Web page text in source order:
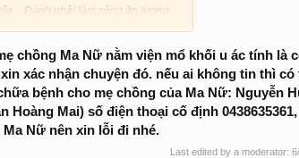
_ Đành phải làm công ăn lương
hay giã dối, không cần biết đúng
đàn này trên 1000 người _ Ví dụ
tiền mặt te te vào ngân hàng mà
!
thấy được ngay vấn đề.
gì đó hẽm bik, đại gia, đại gia của
chồng Ma Nữ nằm viện mổ khối u ác tính là
xác nhận chuyện đó. nếu ai không tin thì có
bệnh cho mẹ chồng của Ma Nữ: Nguyễn
Mai) số điện thoại cố định
Nữ nên xin lỗi đi nhé.
Last edited by a moderator: